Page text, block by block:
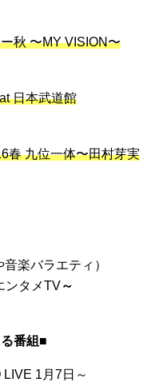
秋 〜MY VISION〜
日本武道館
春 九位一体〜田村芽実
楽バラエティ）
ンタメTV～
番組■
LIVE 1月7日～